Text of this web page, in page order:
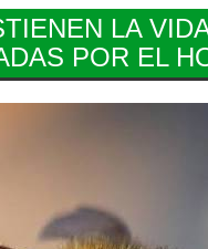
LA
POR EL